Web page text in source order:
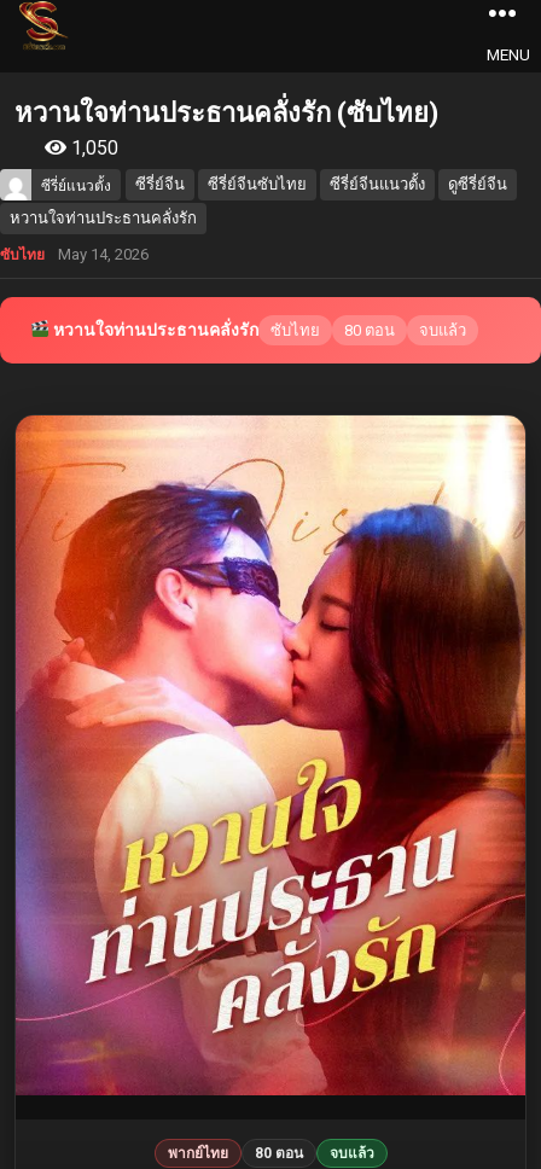
MENU
หวานใจท่านประธานคลั่งรัก (ซับไทย)
1,050
ซีรี่ย์แนวตั้ง ซีรี่ย์จีน ซีรี่ย์จีนซับไทย ซีรี่ย์จีนแนวตั้ง
ดูซีรี่ย์จีน
หวานใจท่านประธานคลั่งรัก
ซับไทย May 14, 2026
หวานใจท่านประธานคลั่งรัก ซับไทย 80 ตอน จบแล้ว
พากย์ไทย 80 ตอน จบแล้ว